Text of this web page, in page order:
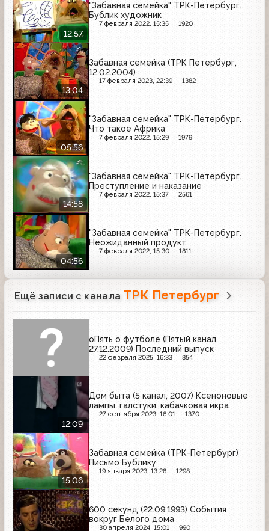
12:57
"Забавная семейка" ТРК-Петербург.
Бублик художник
7 февраля 2022, 15:35 1920
13:04
Забавная семейка (ТРК Петербург,
12.02.2004)
17 февраля 2023, 22:39 1382
05:56
"Забавная семейка" ТРК-Петербург.
Что такое Африка
7 февраля 2022, 15:29 1979
14:58
"Забавная семейка" ТРК-Петербург.
Преступление и наказание
7 февраля 2022, 15:37 2561
04:56
"Забавная семейка" ТРК-Петербург.
Неожиданный продукт
7 февраля 2022, 15:30 1811
Ещё записи с канала ТРК Петербург
оПять о футболе (Пятый канал,
27.12.2009) Последний выпуск
22 февраля 2025, 16:33 854
12:09
Дом быта (5 канал, 2007) Ксеноновые
лампы, галстуки, кабачковая икра
27 сентября 2023, 16:01 1370
15:06
Забавная семейка (ТРК-Петербург)
Письмо Бублику
19 января 2023, 13:28 1298
600 секунд (22.09.1993) События
вокруг Белого дома
30 апреля 2024, 15:01 990